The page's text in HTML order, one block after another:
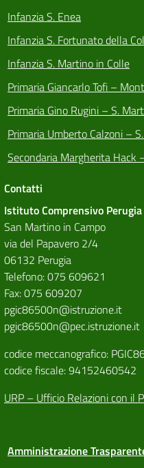
Infanzia S. Enea
Infanzia S. Fortunato della
Infanzia S. Martino in Colle
Primaria Giancarlo Tofi –
Primaria Gino Rugini – S.
Primaria Umberto Calzoni –
Secondaria Margherita Hack
Contatti
Istituto Comprensivo
San Martino in Campo
via del Papavero 2/4
06132 Perugia
Telefono: 075 609621
Fax: 075 609207
pgic86500n@istruzione.it
pgic86500n@pec.istruzione.it
codice meccanografico:
codice fiscale: 94152460542
URP – Ufficio Relazioni con il
Amministrazione